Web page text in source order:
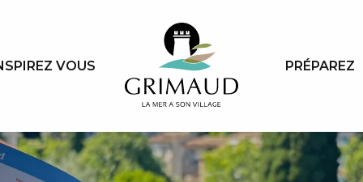
VOUS PRÉPAREZ